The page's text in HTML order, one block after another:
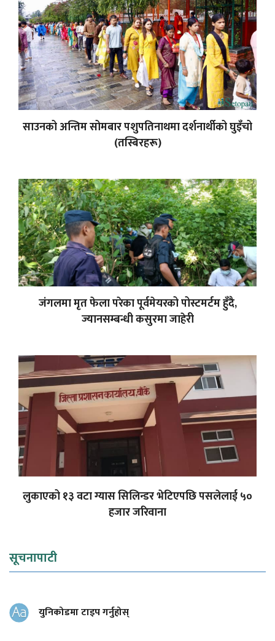
साउनको अन्तिम सोमबार पशुपतिनाथमा दर्शनार्थीको घुइँचो
(तस्बिरहरू)
जंगलमा मृत फेला परेका पूर्वमेयरको पोस्टमर्टम हुँदै,
ज्यानसम्बन्धी कसुरमा जाहेरी
लुकाएको १३ वटा ग्यास सिलिन्डर भेटिएपछि पसलेलाई ५०
हजार जरिवाना
सूचनापाटी
युनिकोडमा टाइप गर्नुहोस्